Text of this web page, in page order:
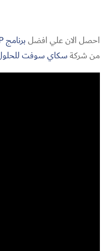
احصل الان علي افضلبرنامج ERP
من شركةسكاي سوفت للحلول